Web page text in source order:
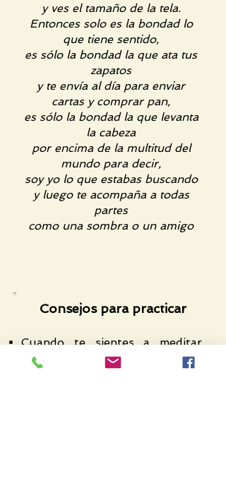
y ves el tamaño de la tela.
Entonces solo es la bondad lo
que tiene sentido,
es sólo la bondad la que ata tus
zapatos
y te envía al día para enviar
cartas y comprar pan,
es sólo la bondad la que levanta
la cabeza
por encima de la multitud del
mundo para decir,
soy yo lo que estabas buscando
y luego te acompaña a todas
partes
como una sombra o un amigo
Consejos para practicar
Cuando te sientes a meditar,
considera que es una
oportunidad para saber lo que